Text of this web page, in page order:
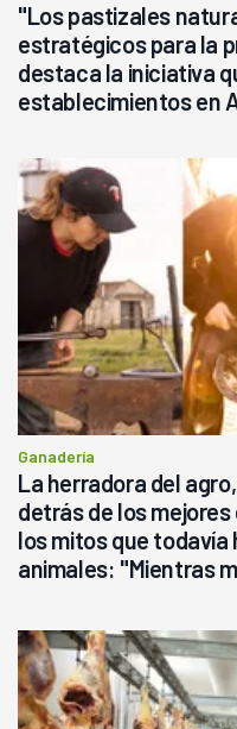
"Los pastizales
estratégicos para la
destaca la iniciativa
establecimientos en
Ganadería
La herradora del
detrás de los
los mitos que
animales: "Mientras